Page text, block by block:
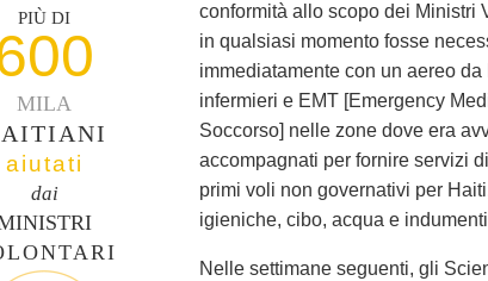
PIÙ DI
MILA
aiutati
dai
conformità allo scopo dei Ministri
in qualsiasi momento fosse
immediatamente con un aereo
infermieri e EMT [Emergency
Soccorso] nelle zone dove era
accompagnati per fornire servizi
primi voli non governativi per
igieniche, cibo, acqua e
Nelle settimane seguenti, gli